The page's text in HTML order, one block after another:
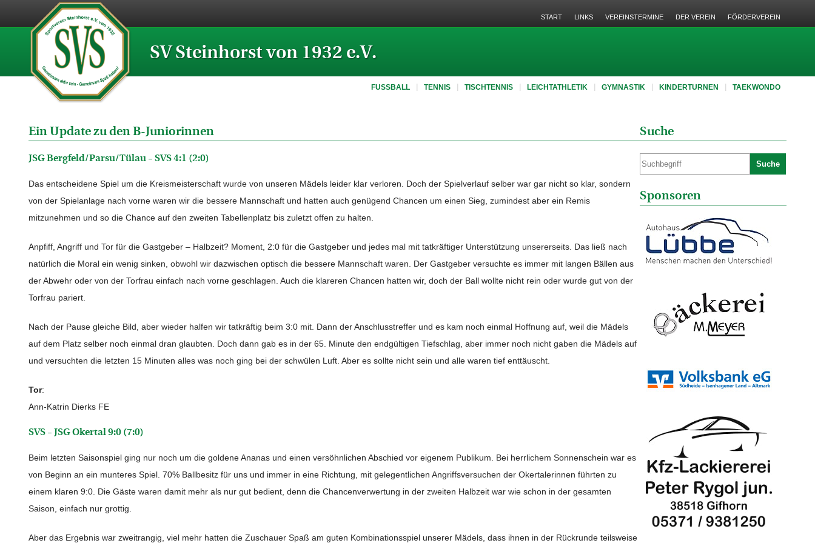
SV Steinhorst von 1932 e.V.
FUSSBALL TENNIS TISCHTENNIS LEICHTATHLETIK GYMNASTIK KINDERTURNEN TAEKWONDO
START LINKS VEREINSTERMINE DER VEREIN FÖRDERVEREIN
Ein Update zu den B-Juniorinnen
JSG Bergfeld/Parsu/Tülau – SVS 4:1 (2:0)
Das entscheidene Spiel um die Kreismeisterschaft wurde von unseren Mädels leider klar verloren. Doch der Spielverlauf selber war gar nicht so klar, sondern
von der Spielanlage nach vorne waren wir die bessere Mannschaft und hatten auch genügend Chancen um einen Sieg, zumindest aber ein Remis
mitzunehmen und so die Chance auf den zweiten Tabellenplatz bis zuletzt offen zu halten.
Anpfiff, Angriff und Tor für die Gastgeber – Halbzeit? Moment, 2:0 für die Gastgeber und jedes mal mit tatkräftiger Unterstützung unsererseits. Das ließ nach
natürlich die Moral ein wenig sinken, obwohl wir dazwischen optisch die bessere Mannschaft waren. Der Gastgeber versuchte es immer mit langen Bällen aus
der Abwehr oder von der Torfrau einfach nach vorne geschlagen. Auch die klareren Chancen hatten wir, doch der Ball wollte nicht rein oder wurde gut von der
Torfrau pariert.
Nach der Pause gleiche Bild, aber wieder halfen wir tatkräftig beim 3:0 mit. Dann der Anschlusstreffer und es kam noch einmal Hoffnung auf, weil die Mädels
auf dem Platz selber noch einmal dran glaubten. Doch dann gab es in der 65. Minute den endgültigen Tiefschlag, aber immer noch nicht gaben die Mädels auf
und versuchten die letzten 15 Minuten alles was noch ging bei der schwülen Luft. Aber es sollte nicht sein und alle waren tief enttäuscht.
Tor:
Ann-Katrin Dierks FE
SVS – JSG Okertal 9:0 (7:0)
Beim letzten Saisonspiel ging nur noch um die goldene Ananas und einen versöhnlichen Abschied vor eigenem Publikum. Bei herrlichem Sonnenschein war es
von Beginn an ein munteres Spiel. 70% Ballbesitz für uns und immer in eine Richtung, mit gelegentlichen Angriffsversuchen der Okertalerinnen führten zu
einem klaren 9:0. Die Gäste waren damit mehr als nur gut bedient, denn die Chancenverwertung in der zweiten Halbzeit war wie schon in der gesamten
Saison, einfach nur grottig.
Aber das Ergebnis war zweitrangig, viel mehr hatten die Zuschauer Spaß am guten Kombinationsspiel unserer Mädels, dass ihnen in der Rückrunde teilsweise
Suche
Suche
Sponsoren